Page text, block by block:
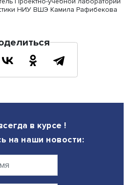
и незащищенной, или
стороны, есть правовое поле и
существуют же и контактные
вызывают у животных стресс из-
с людьми, — отмечает
возникает проблема
— животным или людям». В таком
некоторых горожан
животных является одним из
эмоции, темпоральность»
организованности